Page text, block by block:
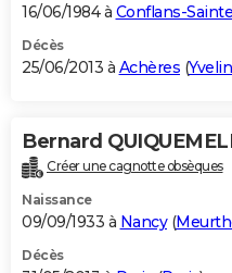
16/06/1984 à Conflans-
Décès
25/06/2013 à Achères (
Bernard
Créer une cagnotte obsèques
Naissance
09/09/1933 à Nancy(
Décès